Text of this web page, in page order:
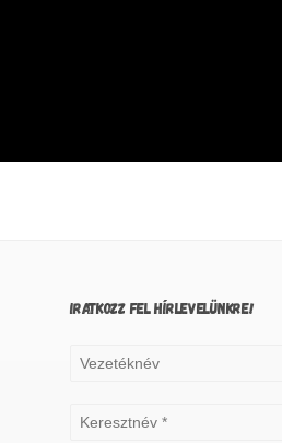
IRATKOZZ FEL HÍRLEVELÜNKRE!